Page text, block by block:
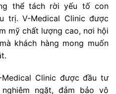
thể tách rời yếu tố con
trị. V-Medical Clinic được
mỹ chất lượng cao, nơi hội
khách hàng mong muốn
Clinic được đầu tư
ngặt, đảm bảo vô